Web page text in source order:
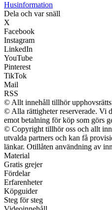
Husinformation
Dela och var snäll
X
Facebook
Instagram
LinkedIn
YouTube
Pinterest
TikTok
Mail
RSS
© Allt innehåll tillhör
© Alla rättigheter reserverade. Vi
emot betalning för köp som görs
© Copyright tillhör oss och allt
utvalda partners och kan få
länkar. Otillåten användning av
Material
Gratis grejer
Fördelar
Erfarenheter
Köpguider
Steg för steg